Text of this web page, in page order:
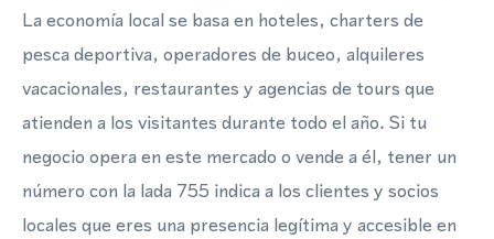
La economía local se basa en hoteles, charters de
pesca deportiva, operadores de buceo, alquileres
vacacionales, restaurantes y agencias de tours que
atienden a los visitantes durante todo el año. Si tu
negocio opera en este mercado o vende a él, tener un
número con la lada 755 indica a los clientes y socios
locales que eres una presencia legítima y accesible en